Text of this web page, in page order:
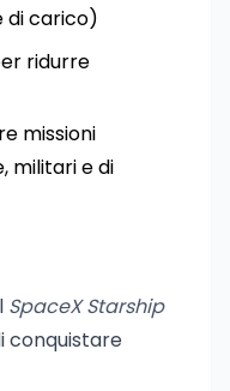
di carico)
ridurre
missioni
militari e di
SpaceX Starship
conquistare